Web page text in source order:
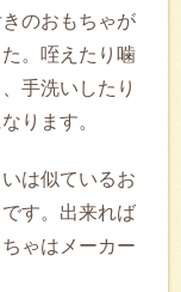
のおもちゃが
。咥えたり噛
手洗いしたり
ります。
は似ているお
す。出来れば
ゃはメーカー